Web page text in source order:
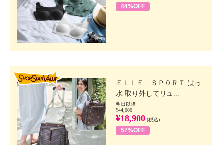
44%OFF
ＥＬＬＥ ＳＰＯＲＴ はっ
水 取り外してリュ...
明日以降
¥44,000
¥18,900 (税込)
57%OFF